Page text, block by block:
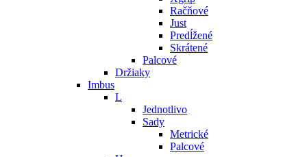
Račňové
Just
Predĺžené
Skrátené
Palcové
Držiaky
Imbus
L
Jednotlivo
Sady
Metrické
Palcové